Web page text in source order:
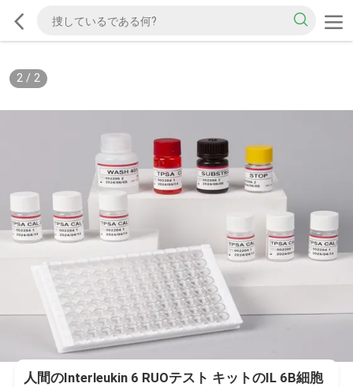
2/ 2
人間のInterleukin 6 RUOテスト キットのIL 6B細胞